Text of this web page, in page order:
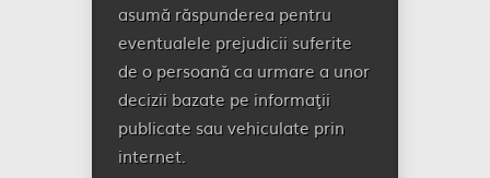
asumă răspunderea pentru
eventualele prejudicii suferite
de o persoană ca urmare a unor
decizii bazate pe informaţii
publicate sau vehiculate prin
internet.